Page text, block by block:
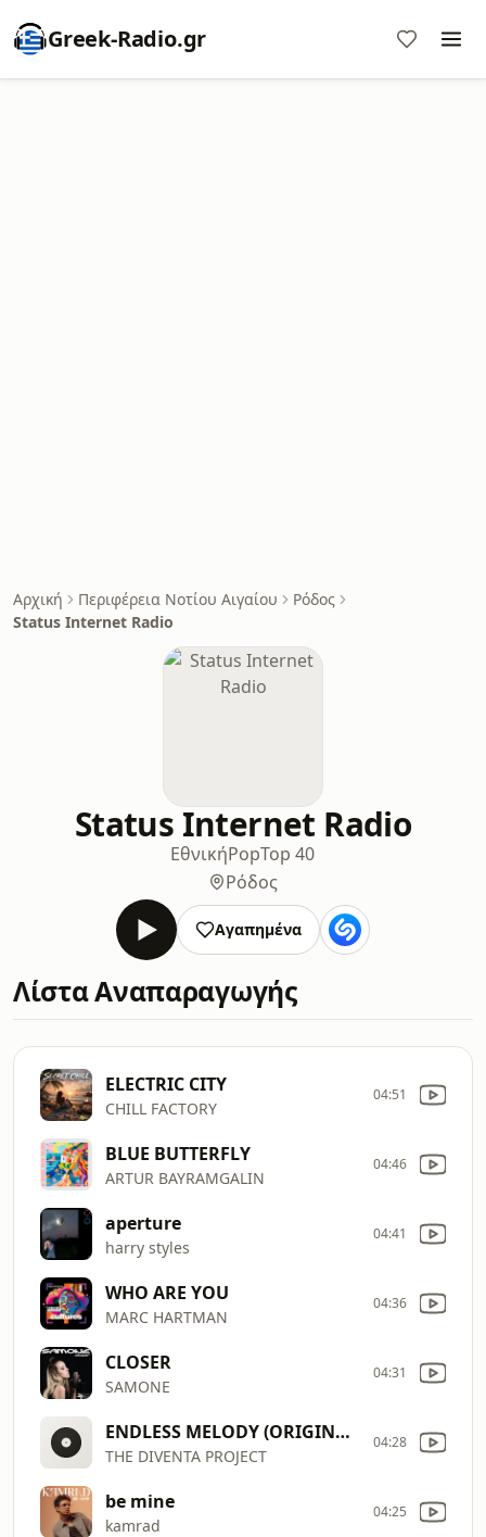
Greek-Radio.gr
Αρχική Περιφέρεια Νοτίου Αιγαίου
Ρόδος
Status Internet Radio
Status Internet Radio
ΕθνικήPopTop 40
Ρόδος
Αγαπημένα
Λίστα Αναπαραγωγής
ELECTRIC CITY
CHILL FACTORY
04:51
BLUE BUTTERFLY
ARTUR BAYRAMGALIN
04:46
aperture
harry styles
04:41
WHO ARE YOU
MARC HARTMAN
04:36
CLOSER
SAMONE
04:31
ENDLESS MELODY (ORIGINAL MIX)
THE DIVENTA PROJECT
04:28
be mine
kamrad
04:25